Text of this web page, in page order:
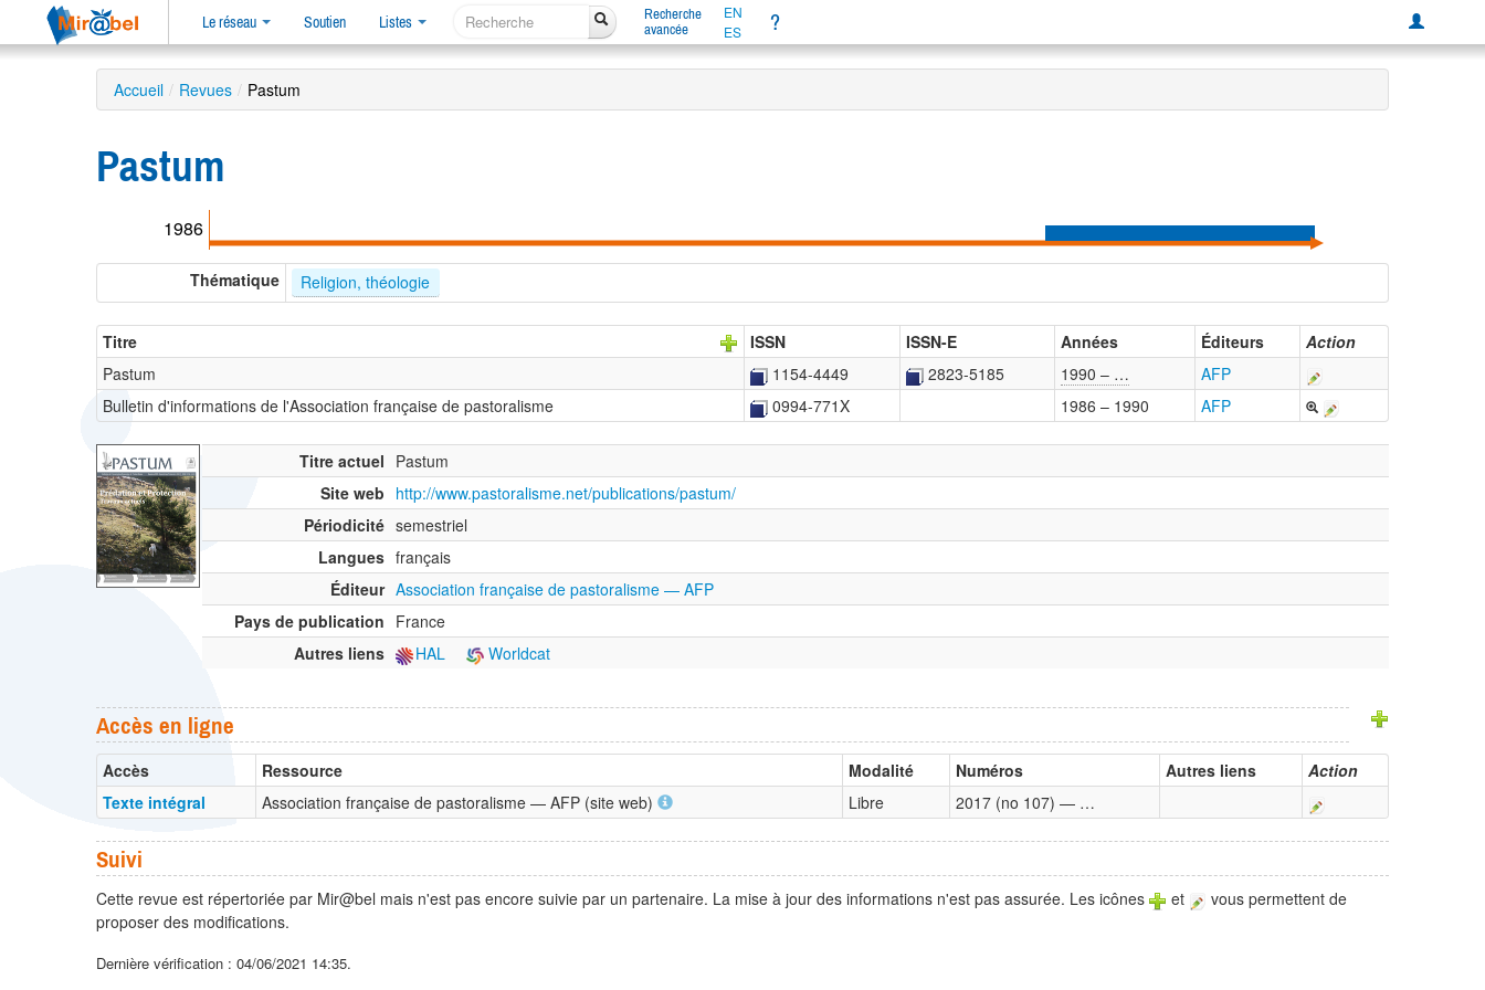
Le réseau Soutien Listes
Recherche
avancée
EN
ES
?
Accueil / Revues / Pastum
Pastum
1986
Thématique Religion, théologie
Titre ISSN ISSN-E Années Éditeurs
Action
Pastum
1154-4449 2823-5185 1990 – …
AFP
Bulletin d'informations de l'Association française de pastoralisme
0994-771X 1986 – 1990 AFP
Titre actuel Pastum
Site web http://www.pastoralisme.net/publications/pastum/
Périodicité semestriel
Langues français
Éditeur Association française de pastoralisme — AFP
Pays de publication France
Autres liens
HAL Worldcat
Accès en ligne
Accès Ressource Modalité Numéros Autres liens
Action
Texte intégral
Association française de pastoralisme — AFP (site web) Libre 2017 (no 107) — …
Suivi
Cette revue est répertoriée par Mir@bel mais n'est pas encore suivie par un partenaire. La mise à jour des informations n'est pas assurée. Les icônes et
vous permettent de
proposer des modifications.
Dernière vérification : 04/06/2021 14:35.